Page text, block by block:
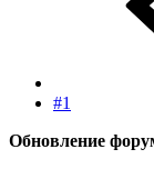
#1
Обновление